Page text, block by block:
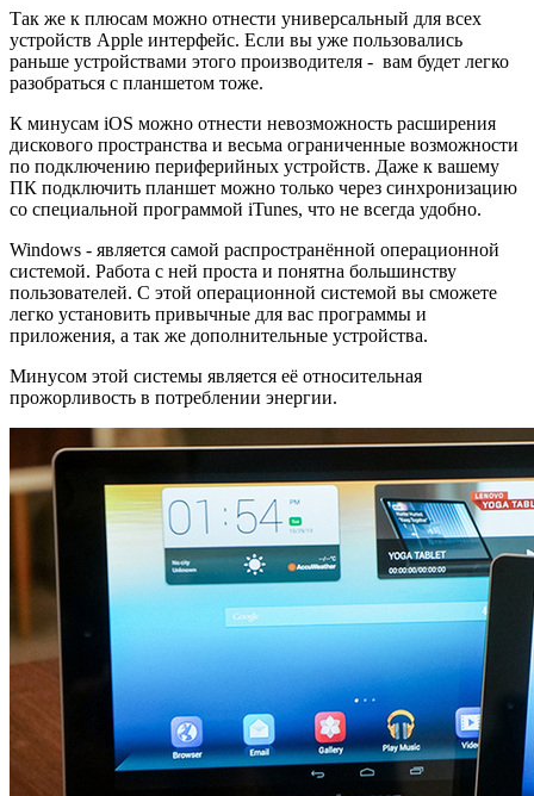
Так же к плюсам можно отнести универсальный для всех
устройств Apple интерфейс. Если вы уже пользовались
раньше устройствами этого производителя - вам будет легко
разобраться с планшетом тоже.
К минусам iOS можно отнести невозможность расширения
дискового пространства и весьма ограниченные возможности
по подключению периферийных устройств. Даже к вашему
ПК подключить планшет можно только через синхронизацию
со специальной программой iTunes, что не всегда удобно.
Windows - является самой распространённой операционной
системой. Работа с ней проста и понятна большинству
пользователей. С этой операционной системой вы сможете
легко установить привычные для вас программы и
приложения, а так же дополнительные устройства.
Минусом этой системы является её относительная
прожорливость в потреблении энергии.